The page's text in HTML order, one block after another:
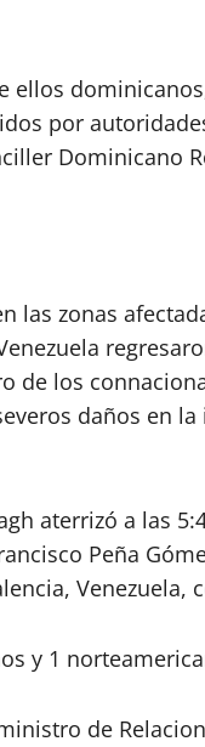
ellos
por
Dominicano
las zonas
de los
daños en
aterrizó a las
Peña
Venezuela,
y 1
de